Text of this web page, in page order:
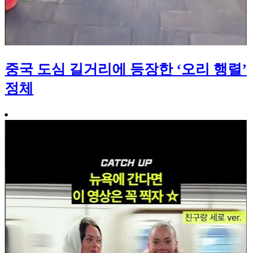
중국 도심 길거리에 등장한 ‘오리 행렬’
정체